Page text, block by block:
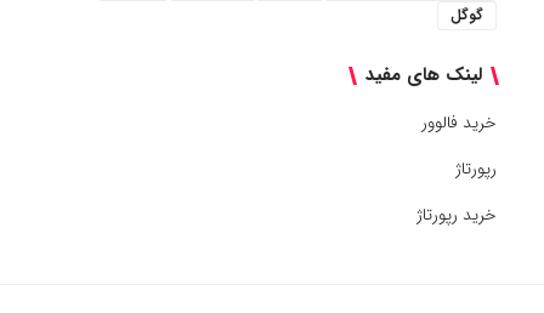
گوگل
لینک های مفید
خرید فالوور
رپورتاژ
خرید رپورتاژ